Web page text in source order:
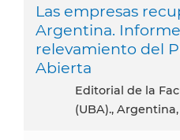
Las empresas
Argentina.
relevamiento del
Abierta
Editorial de la Facultad de Filosofía y Letras
(UBA).,